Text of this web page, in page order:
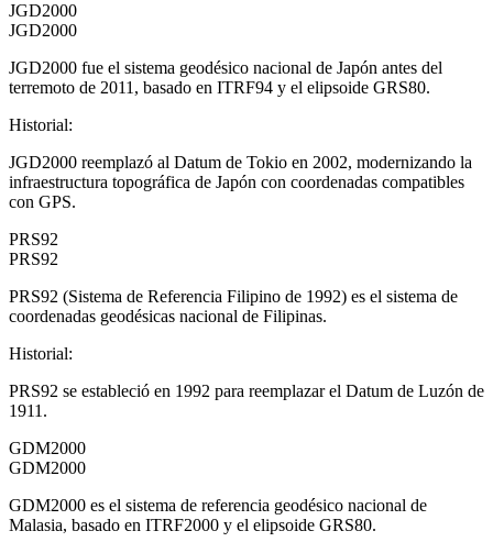
JGD2000
JGD2000
JGD2000 fue el sistema geodésico nacional de Japón antes del
terremoto de 2011, basado en ITRF94 y el elipsoide GRS80.
Historial:
JGD2000 reemplazó al Datum de Tokio en 2002, modernizando la
infraestructura topográfica de Japón con coordenadas compatibles
con GPS.
PRS92
PRS92
PRS92 (Sistema de Referencia Filipino de 1992) es el sistema de
coordenadas geodésicas nacional de Filipinas.
Historial:
PRS92 se estableció en 1992 para reemplazar el Datum de Luzón de
1911.
GDM2000
GDM2000
GDM2000 es el sistema de referencia geodésico nacional de
Malasia, basado en ITRF2000 y el elipsoide GRS80.